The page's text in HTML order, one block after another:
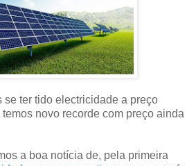
ter tido electricidade a preço
novo recorde com preço ainda
a boa notícia de, pela primeira